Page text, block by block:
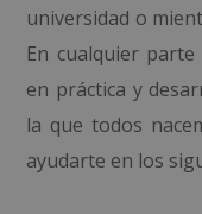
universidad o
En cualquier
en práctica y
la que todos
ayudarte en los